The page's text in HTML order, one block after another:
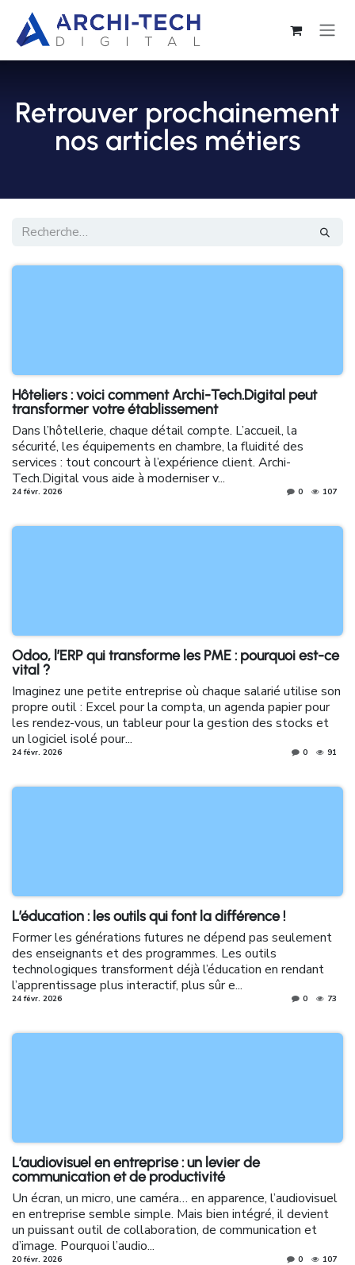
Retrouver prochainement
nos articles métiers
Hôteliers : voici comment Archi-Tech.Digital peut
transformer votre établissement
Dans l’hôtellerie, chaque détail compte. L’accueil, la
sécurité, les équipements en chambre, la fluidité des
services : tout concourt à l’expérience client. Archi-
Tech.Digital vous aide à moderniser v...
24 févr. 2026 0 107
Odoo, l’ERP qui transforme les PME : pourquoi est-ce
vital ?
Imaginez une petite entreprise où chaque salarié utilise son
propre outil : Excel pour la compta, un agenda papier pour
les rendez-vous, un tableur pour la gestion des stocks et
un logiciel isolé pour...
24 févr. 2026 0 91
L’éducation : les outils qui font la différence !
Former les générations futures ne dépend pas seulement
des enseignants et des programmes. Les outils
technologiques transforment déjà l’éducation en rendant
l’apprentissage plus interactif, plus sûr e...
24 févr. 2026 0 73
L’audiovisuel en entreprise : un levier de
communication et de productivité
Un écran, un micro, une caméra… en apparence, l’audiovisuel
en entreprise semble simple. Mais bien intégré, il devient
un puissant outil de collaboration, de communication et
d’image. Pourquoi l’audio...
20 févr. 2026 0 107